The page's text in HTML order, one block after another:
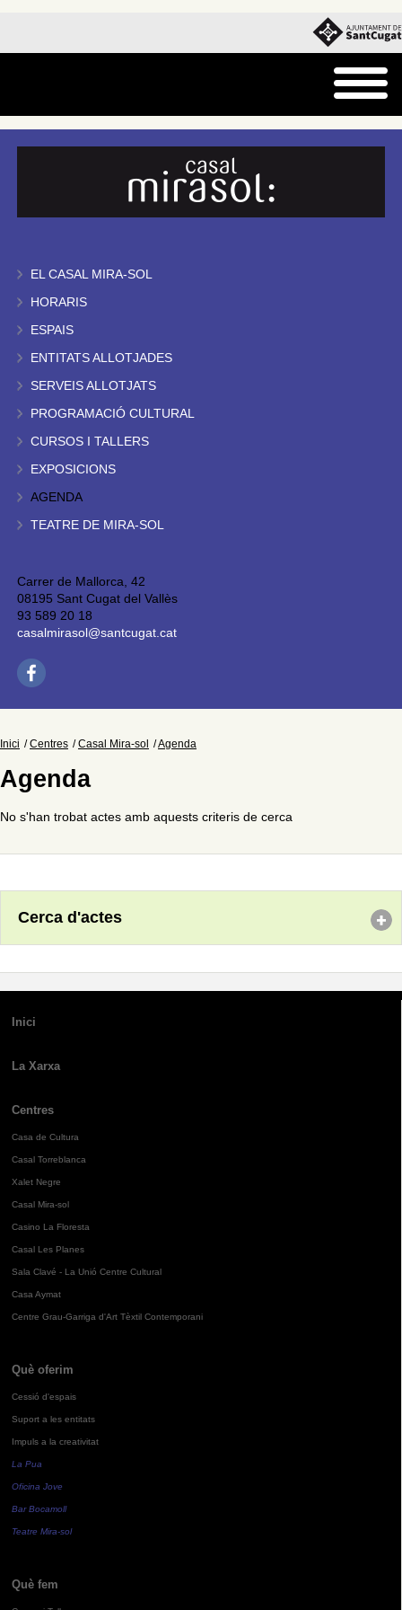
EL CASAL MIRA-SOL
HORARIS
ESPAIS
ENTITATS ALLOTJADES
SERVEIS ALLOTJATS
PROGRAMACIÓ CULTURAL
CURSOS I TALLERS
EXPOSICIONS
AGENDA
TEATRE DE MIRA-SOL
Carrer de Mallorca, 42
08195 Sant Cugat del Vallès
93 589 20 18
casalmirasol@santcugat.cat
Inici Centres Casal Mira-sol Agenda
Agenda
No s'han trobat actes amb aquests criteris de cerca
Cerca d'actes
Inici
La Xarxa
Centres
Casa de Cultura
Casal Torreblanca
Xalet Negre
Casal Mira-sol
Casino La Floresta
Casal Les Planes
Sala Clavé - La Unió Centre Cultural
Casa Aymat
Centre Grau-Garriga d'Art Tèxtil Contemporani
Què oferim
Cessió d'espais
Suport a les entitats
Impuls a la creativitat
La Pua
Oficina Jove
Bar Bocamoll
Teatre Mira-sol
Què fem